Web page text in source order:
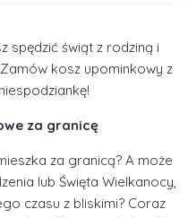
spędzić świąt z rodziną i
kosz upominkowy z
za granicę
za granicą? A może
lub Święta Wielkanocy,
czasu z bliskimi? Coraz